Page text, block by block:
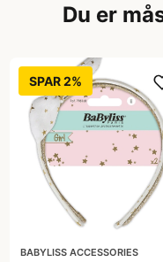
Du er
SPAR 2%
BABYLISS ACCESSORIES